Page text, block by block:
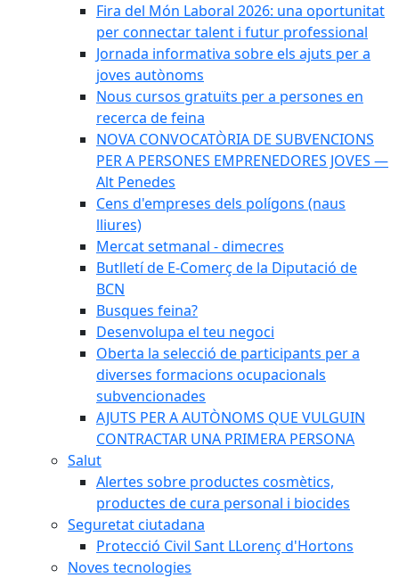
Fira del Món Laboral 2026: una oportunitat
per connectar talent i futur professional
Jornada informativa sobre els ajuts per a
joves autònoms
Nous cursos gratuïts per a persones en
recerca de feina
NOVA CONVOCATÒRIA DE SUBVENCIONS
PER A PERSONES EMPRENEDORES JOVES —
Alt Penedes
Cens d'empreses dels polígons (naus
lliures)
Mercat setmanal - dimecres
Butlletí de E-Comerç de la Diputació de
BCN
Busques feina?
Desenvolupa el teu negoci
Oberta la selecció de participants per a
diverses formacions ocupacionals
subvencionades
AJUTS PER A AUTÒNOMS QUE VULGUIN
CONTRACTAR UNA PRIMERA PERSONA
Salut
Alertes sobre productes cosmètics,
productes de cura personal i biocides
Seguretat ciutadana
Protecció Civil Sant LLorenç d'Hortons
Noves tecnologies